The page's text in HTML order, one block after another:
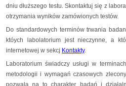
dniu dłuższego testu. Skontaktuj się z
otrzymania wyników zamówionych testów.
Do standardowych terminów trwania
któych labolatorium jest nieczynne, a
internetowej w sekcj Kontakty.
Laboratorium świadczy usługi w
metodologii i wymagań czasowych
pozwala na to charakter badań i